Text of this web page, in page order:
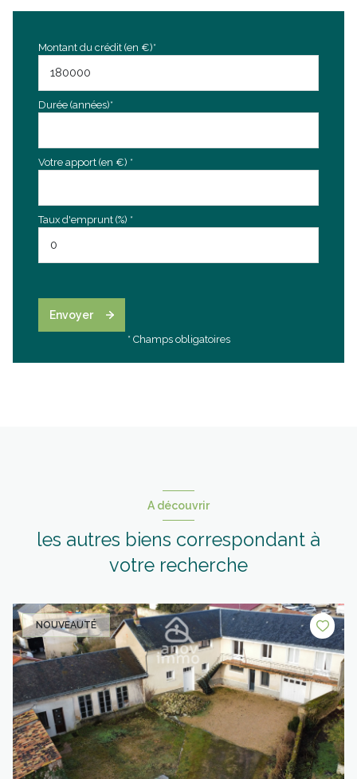
Montant du crédit (en €)*
Durée (années)*
Votre apport (en €) *
Taux d'emprunt (%) *
Envoyer
* Champs obligatoires
A découvrir
les autres biens correspondant à
votre recherche
NOUVEAUTÉ